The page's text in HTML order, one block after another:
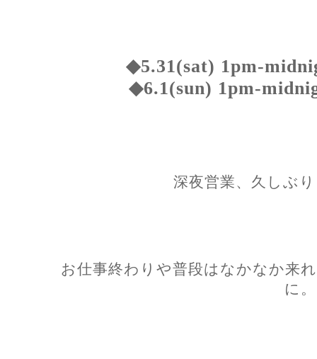
◆5.31(sat) 1pm-
◆6.1(sun) 1pm-
深夜営業、久しぶ
お仕事終わりや普段はなかなか来
に。